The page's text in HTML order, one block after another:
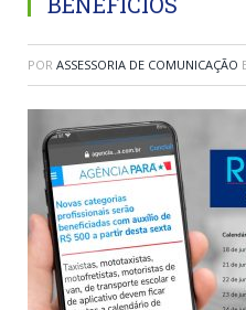
POR ASSESSORIA DE COMUNICAÇÃO